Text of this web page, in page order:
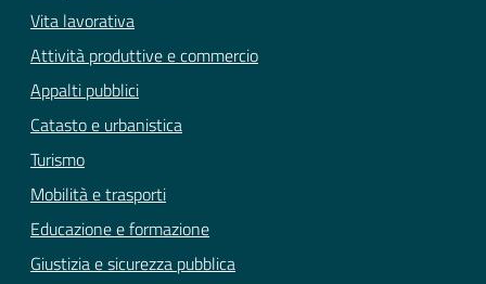
Vita lavorativa
Attività produttive e commercio
Appalti pubblici
Catasto e urbanistica
Turismo
Mobilità e trasporti
Educazione e formazione
Giustizia e sicurezza pubblica